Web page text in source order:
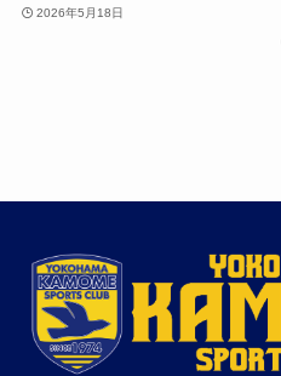
2026年5月18日